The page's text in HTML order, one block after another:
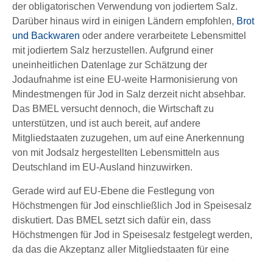
der obligatorischen Verwendung von jodiertem Salz.
Darüber hinaus wird in einigen Ländern empfohlen, Brot
und Backwaren oder andere verarbeitete Lebensmittel
mit jodiertem Salz herzustellen. Aufgrund einer
uneinheitlichen Datenlage zur Schätzung der
Jodaufnahme ist eine EU-weite Harmonisierung von
Mindestmengen für Jod in Salz derzeit nicht absehbar.
Das BMEL versucht dennoch, die Wirtschaft zu
unterstützen, und ist auch bereit, auf andere
Mitgliedstaaten zuzugehen, um auf eine Anerkennung
von mit Jodsalz hergestellten Lebensmitteln aus
Deutschland im EU-Ausland hinzuwirken.
Gerade wird auf EU-Ebene die Festlegung von
Höchstmengen für Jod einschließlich Jod in Speisesalz
diskutiert. Das BMEL setzt sich dafür ein, dass
Höchstmengen für Jod in Speisesalz festgelegt werden,
da das die Akzeptanz aller Mitgliedstaaten für eine